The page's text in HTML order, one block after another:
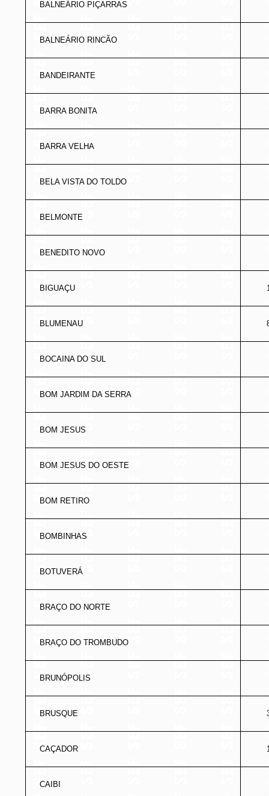
BALNEÁRIO PIÇARRAS
BALNEÁRIO RINCÃO
BANDEIRANTE
BARRA BONITA
BARRA VELHA
BELA VISTA DO TOLDO
BELMONTE
BENEDITO NOVO
BIGUAÇU
BLUMENAU
BOCAINA DO SUL
BOM JARDIM DA SERRA
BOM JESUS
BOM JESUS DO OESTE
BOM RETIRO
BOMBINHAS
BOTUVERÁ
BRAÇO DO NORTE
BRAÇO DO TROMBUDO
BRUNÓPOLIS
BRUSQUE
CAÇADOR
CAIBI